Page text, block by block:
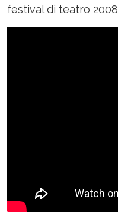
festival di teatro 2008